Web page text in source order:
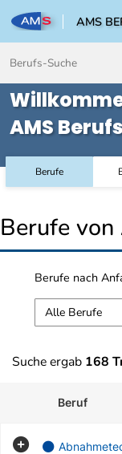
AMS
AMS
Berufe
Berufe von
Berufe nach
Alle Berufe
Suche ergab 168
Beruf